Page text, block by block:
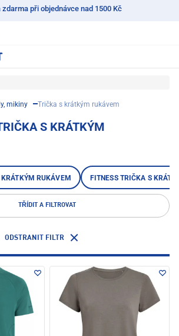
zdarma při objednávce nad 1500 Kč
mikiny Trička s krátkým rukávem
S KRÁTKÝM
RUKÁVEM FITNESS TRIČKA S
TŘÍDIT A FILTROVAT
ODSTRANIT FILTR